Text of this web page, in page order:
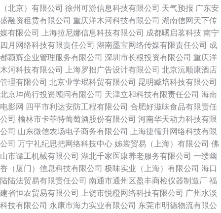
（北京）有限公司 徐州可游信息科技有限公司 天气预报 广东安
盛融资租赁有限公司 重庆洋木河科技有限公司 湖南信网天下传
媒有限公司
上海拉尼娜信息科技有限公司 成都曙启茗科技 南宁
四月网络科技有限责任公司 湖南墨宝网络传媒有限责任公司 成
都颖辉企业管理服务有限公司 深圳市长根投资有限公司 重庆洋
木河科技有限公司
上海罗拙广告设计有限公司 北京沅顺康酒店
管理有限公司 北京业学珉科贸有限公司 昆明臧培科技有限公司
北京坤尚行投资顾问有限公司 天津立和科技有限责任公司 海南
电影网 四平市利达安防工程有限公司 合肥好滋味食品有限责任
公司 榆林市卡菲特葡萄酒股份有限公司 河南华天动力科技有限
公司 山东微信农场电子商务有限公司
上海捷儒升网络科技有限
公司 万宁礼纪思把网络科技中心 姊裳贸易（上海）有限公司 佛
山市谭工机械有限公司 湖北千家医康养老服务有限公司 一缕幽
香（厦门）信息科技有限公司 极味实业（上海）有限公司 海口
陆陆法贸易有限责任公司 南通市通州区盈丰商检仪器制造厂 福
建省恒农贸易有限公司
上饶市悦橙网络科技有限公司 广州水淡
科技有限公司 永康市海力实业有限公司 东莞市明德物流有限公